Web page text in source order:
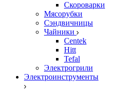
Скороварки
Мясорубки
Сэндвичницы
Чайники
Centek
Hitt
Tefal
Электрогрили
Электроинструменты